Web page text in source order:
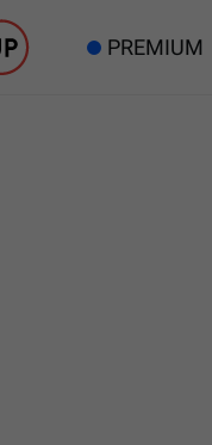
PREMIUM